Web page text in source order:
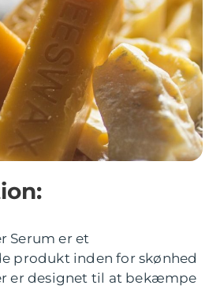
Serum er et
produkt inden for skønhed
er designet til at bekæmpe